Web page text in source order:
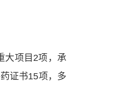
大项目2项，承
证书15项，多